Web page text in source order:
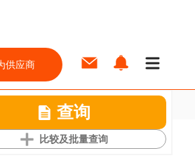
供应商
查询
比较及批量查询